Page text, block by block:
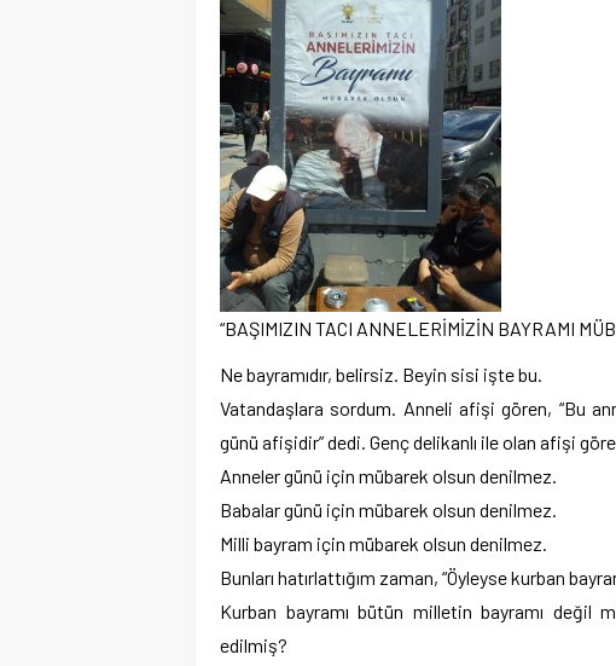
“BAŞIMIZIN TACI ANNELERİMİZİN BAYRAMI
Ne bayramıdır, belirsiz. Beyin sisi işte bu.
Vatandaşlara sordum. Anneli afişi gören, “Bu
günü afişidir” dedi. Genç delikanlı ile olan afişi
Anneler günü için mübarek olsun denilmez.
Babalar günü için mübarek olsun denilmez.
Milli bayram için mübarek olsun denilmez.
Bunları hatırlattığım zaman, “Öyleyse kurban
Kurban bayramı bütün milletin bayramı değil
edilmiş?